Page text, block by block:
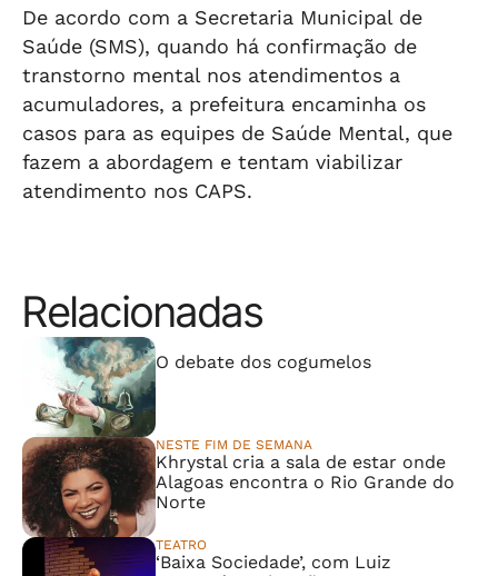
De acordo com a Secretaria Municipal de
Saúde (SMS), quando há confirmação de
transtorno mental nos atendimentos a
acumuladores, a prefeitura encaminha os
casos para as equipes de Saúde Mental, que
fazem a abordagem e tentam viabilizar
atendimento nos CAPS.
Relacionadas
O debate dos cogumelos
NESTE FIM DE SEMANA
Khrystal cria a sala de estar onde
Alagoas encontra o Rio Grande do
Norte
TEATRO
‘Baixa Sociedade’, com Luiz